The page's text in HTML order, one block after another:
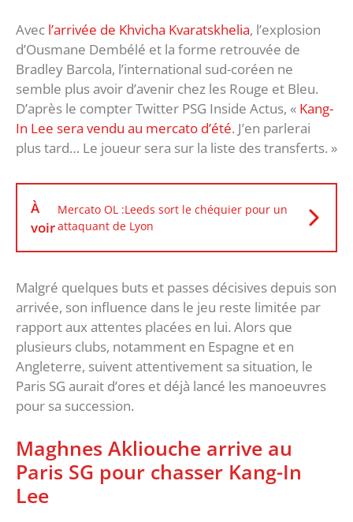
Avec l’arrivée de Khvicha Kvaratskhelia, l’explosion
d’Ousmane Dembélé et la forme retrouvée de
Bradley Barcola, l’international sud-coréen ne
semble plus avoir d’avenir chez les Rouge et Bleu.
D’après le compter Twitter PSG Inside Actus, « Kang-
In Lee sera vendu au mercato d’été. J’en parlerai
plus tard… Le joueur sera sur la liste des transferts. »
À
voir
Mercato OL :Leeds sort le chéquier pour un
attaquant de Lyon
Malgré quelques buts et passes décisives depuis son
arrivée, son influence dans le jeu reste limitée par
rapport aux attentes placées en lui. Alors que
plusieurs clubs, notamment en Espagne et en
Angleterre, suivent attentivement sa situation, le
Paris SG aurait d’ores et déjà lancé les manoeuvres
pour sa succession.
Maghnes Akliouche arrive au
Paris SG pour chasser Kang-In
Lee